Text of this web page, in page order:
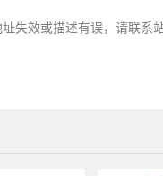
失效或描述有误，请联系